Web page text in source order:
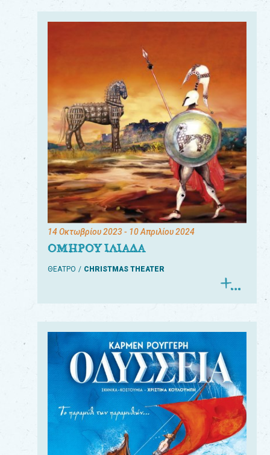
14 Οκτωβρίου 2023- 10 Απριλίου 2024
ΟΜΗΡΟΥ ΙΛΙΑΔΑ
ΘΕΑΤΡΟ CHRISTMAS THEATER